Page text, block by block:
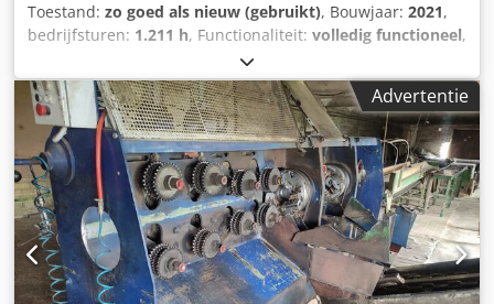
Toestand: zo goed als nieuw (gebruikt), Bouwjaar: 2021,
bedrijfsturen: 1.211 h, Functionaliteit: volledig functioneel,
Machine voor de productie van houten palen en stokken.
Bewerkbare lengtes: 1,2–5 m. Productdiameters: 40–140
mm. De freeskop heeft 8 messen. Materiaalklem is
mechanisch. Bewerkingssnelheid: 5–14 m/min. Dcsdpfx
Apozcd Enjmok
Advertentie